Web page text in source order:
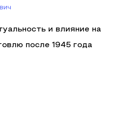
и влияние на
после 1945 года